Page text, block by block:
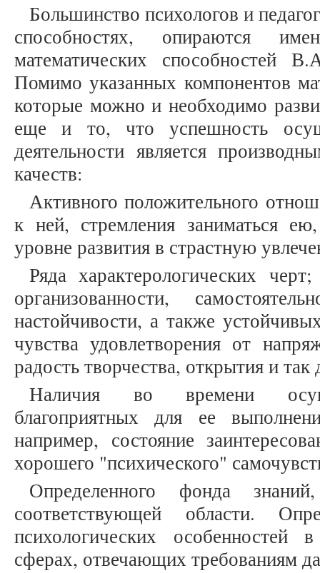
Большинство психологов и
способностях, опираются
математических способностей
Помимо указанных компонентов
которые можно и необходимо
еще и то, что успешность
деятельности является
качеств:
Активного положительного
к ней, стремления заниматься
уровне развития в страстную
Ряда характерологических
организованности,
настойчивости, а также
чувства удовлетворения от
радость творчества, открытия и так
Наличия во времени
благоприятных для ее
например, состояние
хорошего "психического"
Определенного фонда
соответствующей области.
психологических
сферах, отвечающих требованиям